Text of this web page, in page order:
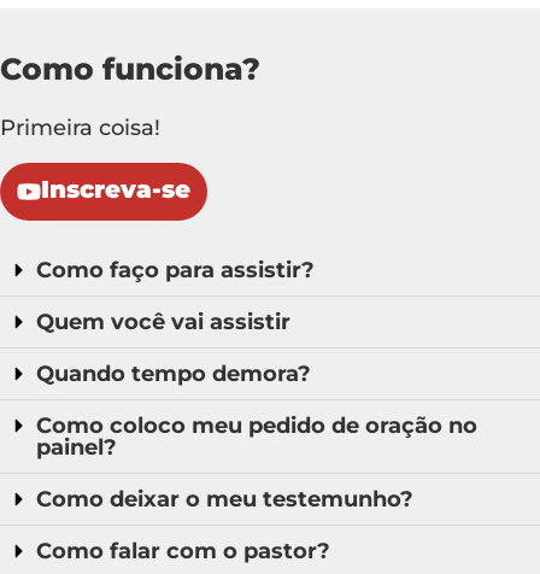
Como funciona?
Primeira coisa!
Inscreva-se
Como faço para assistir?
Quem você vai assistir
Quando tempo demora?
Como coloco meu pedido de oração no
painel?
Como deixar o meu testemunho?
Como falar com o pastor?